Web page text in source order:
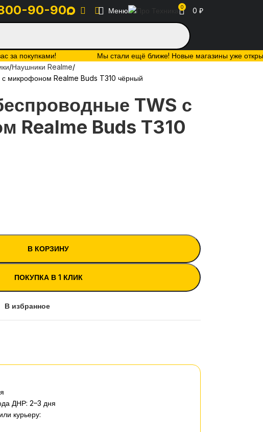
за покупками! Мы стали ещё ближе! Новые магазины уже
90-90 Меню 0 0 ₽
Наушники Realme
микрофоном Realme Buds T310 чёрный
TWS с
Realme Buds T310
В КОРЗИНУ
ПОКУПКА В 1 КЛИК
В избранное
ДНР: 2–3 дня
курьеру: